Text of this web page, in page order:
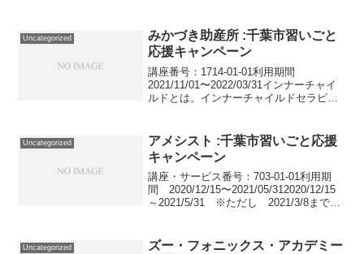
に正会員登録される場合、入会金16...
Uncategorized
みかづき助産所 :千葉市習いごと
応援キャンペーン
講座番号：1714-01-01利用期間
2021/11/01〜2022/03/31インナーチャイ
ルドとは。インナーチャイルドセラピー
2021/11...
Uncategorized
アメシスト :千葉市習いごと応援
キャンペーン
講座・サービス番号：703-01-01利用期
間 2020/12/15〜2021/05/312020/12/15
～2021/5/31 ※ただし 2021/3/8までに
Uncategorized
ズー・フォニックス・アカデミー